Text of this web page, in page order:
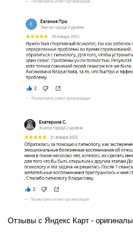
Отзывы с Яндекс Карт - оригиналы